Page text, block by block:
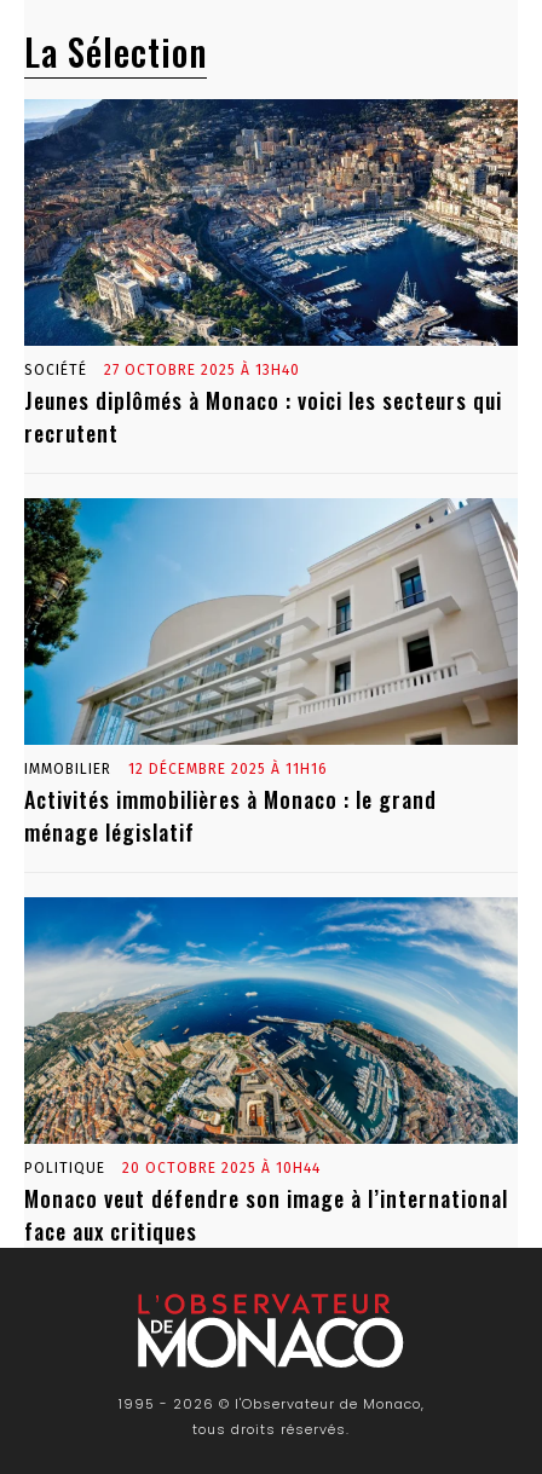
La Sélection
SOCIÉTÉ 27 OCTOBRE 2025 À 13H40
Jeunes diplômés à Monaco : voici les secteurs qui
recrutent
IMMOBILIER 12 DÉCEMBRE 2025 À 11H16
Activités immobilières à Monaco : le grand
ménage législatif
POLITIQUE 20 OCTOBRE 2025 À 10H44
Monaco veut défendre son image à l’international
face aux critiques
1995 - 2026 © l'Observateur de Monaco,
tous droits réservés.